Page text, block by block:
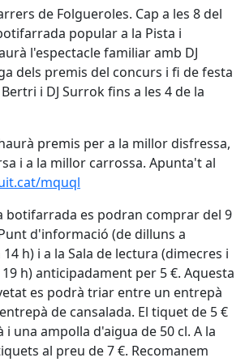
de Folgueroles. Cap a les 8 del
popular a la Pista i
l'espectacle familiar amb DJ
dels premis del concurs i fi de festa
i DJ Surrok fins a les 4 de la
premis per a la millor disfressa,
i a la millor carrossa. Apunta't al
mquql
botifarrada es podran comprar del 9
d'informació (de dilluns a
h) i a la Sala de lectura (dimecres i
h) anticipadament per 5 €. Aquesta
es podrà triar entre un entrepà
de cansalada. El tiquet de 5 €
una ampolla d'aigua de 50 cl. A la
al preu de 7 €. Recomanem